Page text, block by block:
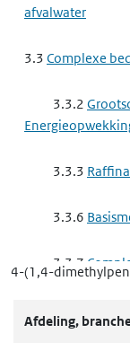
afvalwater
3.3 Complexe
3.3.2
3.3.3
3.3.6
3.3.7
industrie
3.3.7 a
4-(1,4-
Afdeling,